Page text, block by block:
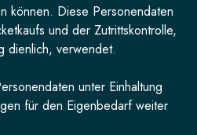
können. Diese Personendaten
und der Zutrittskontrolle,
dienlich, verwendet.
unter Einhaltung
für den Eigenbedarf weiter